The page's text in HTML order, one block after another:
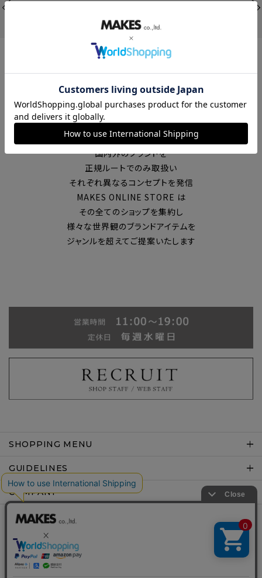
富山の中心エリアで現在7店舗の
セレクトショップを展開
国内外のブランドを
正規ルートでのみ取扱い
それぞれ異なるコンセプトを発信
MAKES ONLINE STORE は
その全てのショップを集約し
様々な世界観のブランドアイテムを
ジャンルを超えてご提案いたします
SHOPPING MENU
GUIDELINES
COMPANY